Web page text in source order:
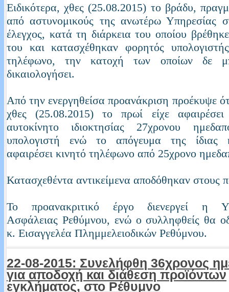
Ειδικότερα, χθες (25.08.2015) το βράδυ,
από αστυνομικούς της ανωτέρω Υπηρεσίας
έλεγχος, κατά τη διάρκεια του οποίου
του και κατασχέθηκαν φορητός
τηλέφωνο, την κατοχή των οποίων δε
δικαιολογήσει.
Από την ενεργηθείσα προανάκριση προέκυψε
χθες (25.08.2015) το πρωί είχε
αυτοκίνητο ιδιοκτησίας 27χρονου
υπολογιστή ενώ το απόγευμα της ίδιας
αφαιρέσει κινητό τηλέφωνο από 25χρονο
Κατασχεθέντα αντικείμενα αποδόθηκαν στους
Το προανακριτικό έργο διενεργεί η
Ασφάλειας Ρεθύμνου, ενώ ο συλληφθείς θα
κ. Εισαγγελέα Πλημμελειοδικών Ρεθύμνου.
22-08-2015: Συνελήφθη 36χρονος
για αποδοχή και διάθεση προϊόντων
εγκλήματος, στο Ρέθυμνο